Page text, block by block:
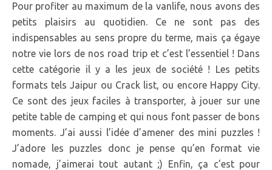
Pour profiter au maximum de la vanlife, nous avons des
petits plaisirs au quotidien. Ce ne sont pas des
indispensables au sens propre du terme, mais ça égaye
notre vie lors de nos road trip et c’est l’essentiel ! Dans
cette catégorie il y a les jeux de société ! Les petits
formats tels Jaipur ou Crack list, ou encore Happy City.
Ce sont des jeux faciles à transporter, à jouer sur une
petite table de camping et qui nous font passer de bons
moments. J’ai aussi l’idée d’amener des mini puzzles !
J’adore les puzzles donc je pense qu’en format vie
nomade, j’aimerai tout autant ;) Enfin, ça c’est pour